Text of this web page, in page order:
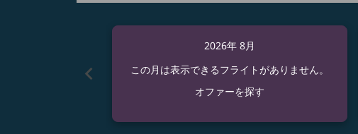
chevron_left
2026年 8月
この月は表示できるフライトがありません。
オファーを探す